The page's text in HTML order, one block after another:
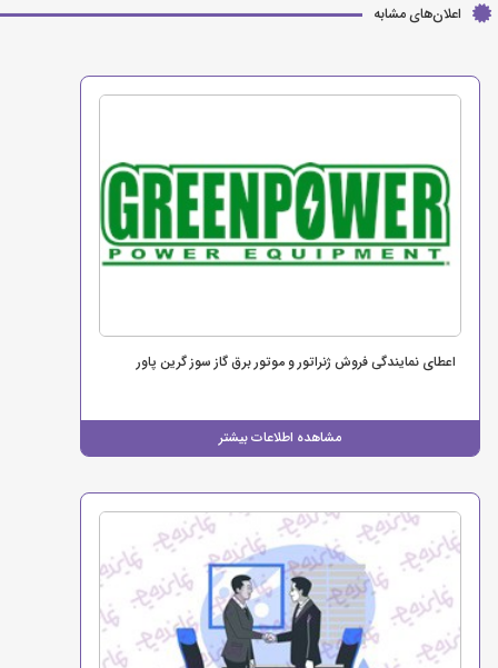
اعلان‌های مشابه
اعطای نمایندگی فروش ژنراتور و موتور برق گاز سوز گرین پاور
مشاهده اطلاعات بیشتر